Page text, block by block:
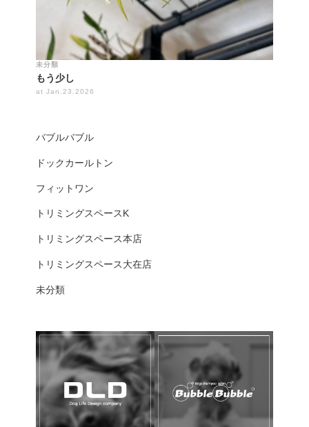
バブルバブル
ドックカールトン
フィットワン
トリミングスペースK
トリミングスペース本店
トリミングスペース大在店
未分類
未分類
もう少し
at Jan.23.2026